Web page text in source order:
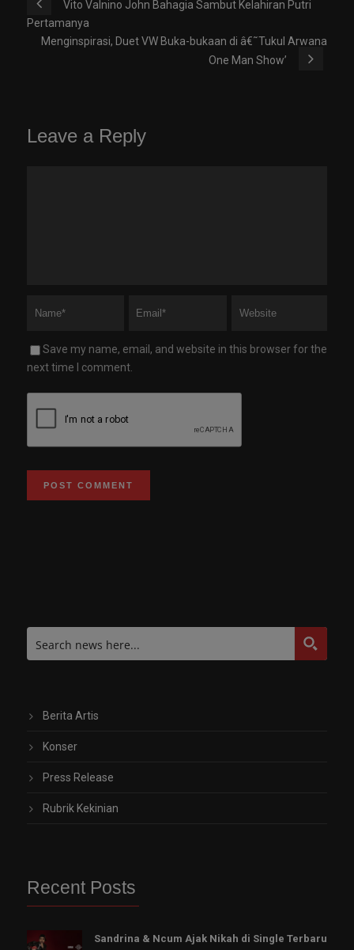
Vito Valnino John Bahagia Sambut Kelahiran Putri
Pertamanya
Menginspirasi, Duet VW Buka-bukaan di â€˜Tukul Arwana
One Man Show’
Leave a Reply
Save my name, email, and website in this browser for the
next time I comment.
Berita Artis
Konser
Press Release
Rubrik Kekinian
Recent Posts
Sandrina & Ncum Ajak Nikah di Single Terbaru